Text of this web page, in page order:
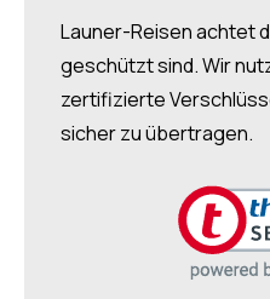
Launer-Reisen achtet
geschützt sind. Wir
zertifizierte
sicher zu übertragen.